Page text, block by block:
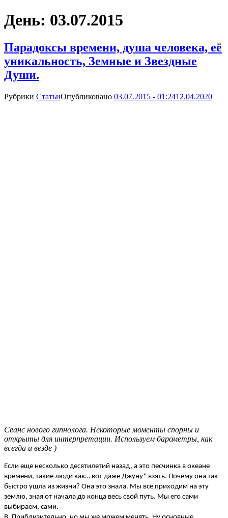
День: 03.07.2015
Парадоксы времени, душа человека, её
уникальность, Земные и Звездные
Души.
Рубрики СтатьиОпубликовано 03.07.2015 - 01:2412.04.2020
Сеанс нового гипнолога. Некоторые моменты спорны и
открыты для интерпретации. Используем барометры, как
всегда и везде )
Если еще несколько десятилетий назад, а это песчинка в океане
времени, такие люди как… вот даже Джуну* взять. Почему она так
быстро ушла из жизни? Она это знала. Мы все приходим на эту
землю, зная от начала до конца весь свой путь. Мы его сами
выбираем, сами.